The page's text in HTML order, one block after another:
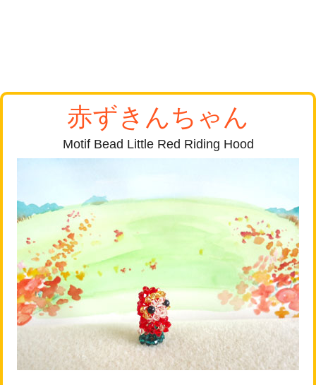
赤ずきんちゃん
Motif Bead Little Red Riding Hood